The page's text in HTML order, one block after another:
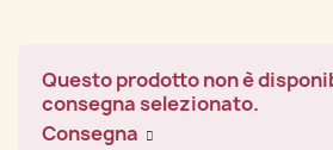
Questo prodotto non è
consegna selezionato.
Consegna